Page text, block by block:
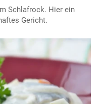
Schlafrock. Hier ein
Gericht.